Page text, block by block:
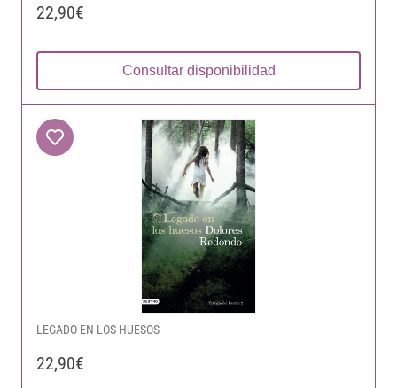
22,90€
Consultar disponibilidad
LEGADO EN LOS HUESOS
22,90€